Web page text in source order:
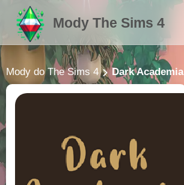
Mody The Sims 4
Mody do The Sims 4 Dark Academia